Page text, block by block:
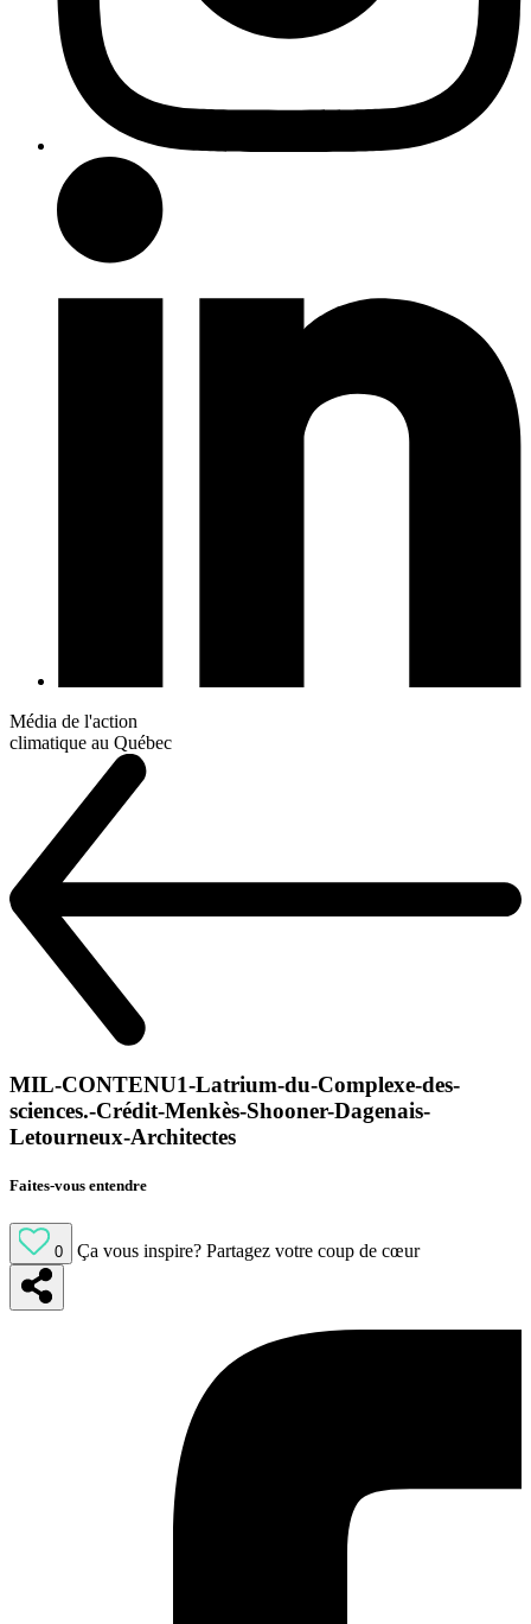
Média de l'action
climatique au Québec
MIL-CONTENU1-Latrium-du-Complexe-des-
sciences.-Crédit-Menkès-Shooner-Dagenais-
Letourneux-Architectes
Faites-vous entendre
0 Ça vous inspire? Partagez votre coup de cœur